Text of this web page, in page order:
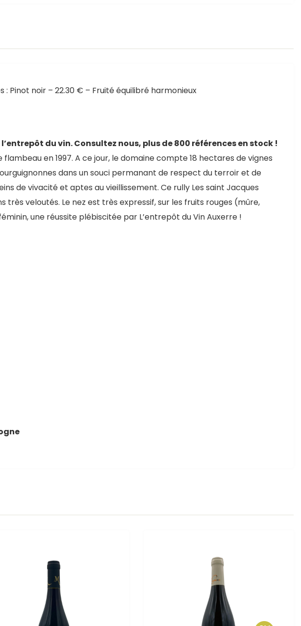
: Pinot noir – 22.30 € – Fruité équilibré harmonieux
du vin. Consultez nous, plus de 800 références en stock !
en 1997. A ce jour, le domaine compte 18 hectares de vignes
dans un souci permanant de respect du terroir et de
de vivacité et aptes au vieillissement. Ce rully Les saint Jacques
veloutés. Le nez est très expressif, sur les fruits rouges (mûre,
une réussite plébiscitée par L’entrepôt du Vin Auxerre !